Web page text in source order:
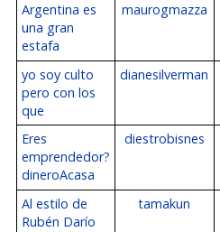
Argentina es
una gran
estafa
maurogmazza
yo soy culto
pero con los
que
dianesilverman
Eres
emprendedor?
dineroAcasa
diestrobisnes
Al estilo de
Rubén Darío
tamakun